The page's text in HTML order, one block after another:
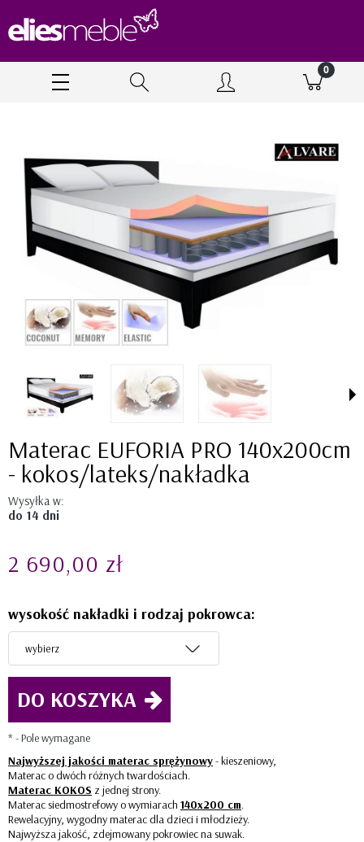
Materac EUFORIA PRO 140x200cm
- kokos/lateks/nakładka
Wysyłka w:
do 14 dni
2 690,00 zł
wysokość nakładki i rodzaj pokrowca:
DO KOSZYKA
* - Pole wymagane
Najwyższej jakości materac sprężynowy- kieszeniowy,
Materac o dwóch różnych twardościach.
Materac KOKOS z jednej strony.
Materac siedmostrefowy o wymiarach 140x200 cm.
Rewelacyjny, wygodny materac dla dzieci i młodzieży.
Najwyższa jakość, zdejmowany pokrowiec na suwak.